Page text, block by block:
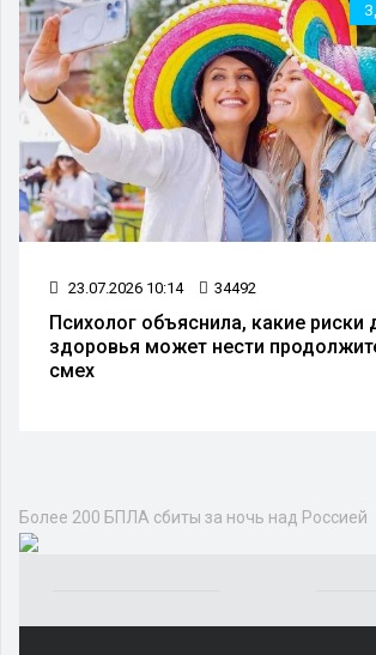
23.07.2026 10:14 34492
Психолог объяснила, какие риски
здоровья может нести
смех
Политика